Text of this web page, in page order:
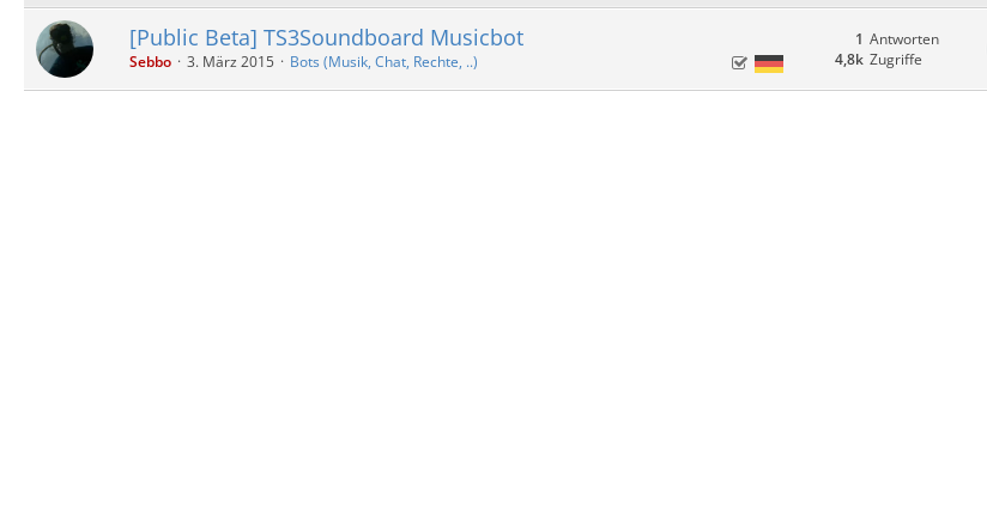
[Public Beta] TS3Soundboard Musicbot
Sebbo 3. März 2015 Bots (Musik, Chat, Rechte, ..)
Antworten
1
Zugriffe
4,8k